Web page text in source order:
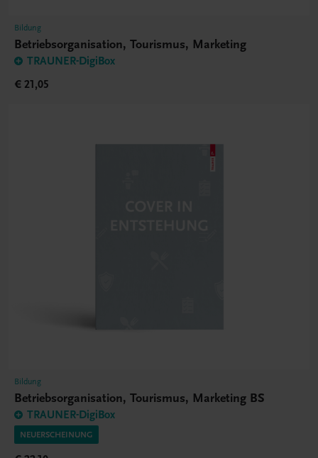
Bildung
Betriebsorganisation, Tourismus, Marketing
TRAUNER-DigiBox
€ 21,05
Bildung
Betriebsorganisation, Tourismus, Marketing BS
TRAUNER-DigiBox
NEUERSCHEINUNG